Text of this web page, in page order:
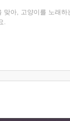
맞아, 고양이를 노래하
.